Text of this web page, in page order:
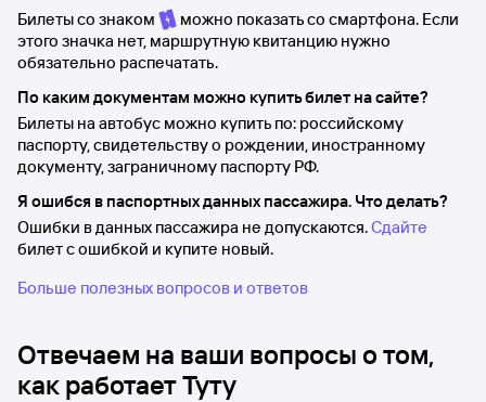
Билеты со знаком
можно показать со смартфона. Если
этого значка нет, маршрутную квитанцию нужно
обязательно распечатать.
По каким документам можно купить билет на сайте?
Билеты на автобус можно купить по: российскому
паспорту, свидетельству о рождении, иностранному
документу, заграничному паспорту РФ.
Я ошибся в паспортных данных пассажира. Что делать?
Ошибки в данных пассажира не допускаются.Сдайте
билет с ошибкой и купите новый.
Больше полезных вопросов и ответов
Отвечаем на ваши вопросы о том,
как работает Туту